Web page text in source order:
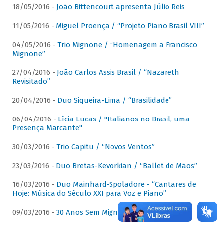
18/05/2016 - João Bittencourt apresenta Júlio Reis
11/05/2016 - Miguel Proença / “Projeto Piano Brasil VIII”
04/05/2016 - Trio Mignone / “Homenagem a Francisco
Mignone”
27/04/2016 - João Carlos Assis Brasil / “Nazareth
Revisitado”
20/04/2016 - Duo Siqueira-Lima / “Brasilidade”
06/04/2016 - Lícia Lucas / "Italianos no Brasil, uma
Presença Marcante"
30/03/2016 - Trio Capitu / “Novos Ventos”
23/03/2016 - Duo Bretas-Kevorkian / “Ballet de Mãos”
16/03/2016 - Duo Mainhard-Spoladore - “Cantares de
Hoje: Música do Século XXI para Voz e Piano”
09/03/2016 - 30 Anos Sem Mignone